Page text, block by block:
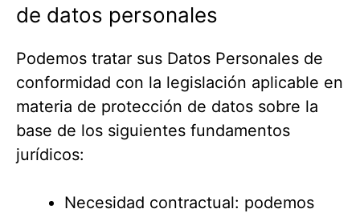
de datos personales
Podemos tratar sus Datos Personales de
conformidad con la legislación aplicable en
materia de protección de datos sobre la
base de los siguientes fundamentos
jurídicos:
Necesidad contractual: podemos